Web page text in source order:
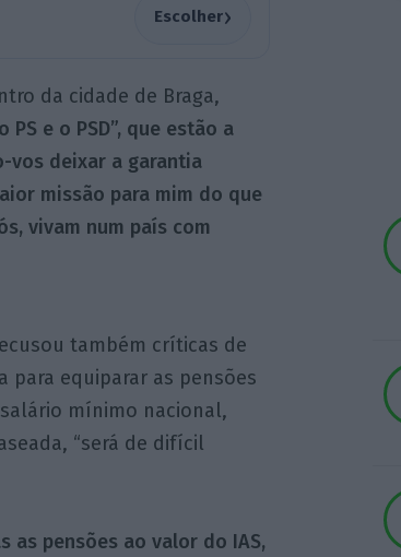
Escolher›
da cidade de Braga,
e o PSD”, que estão a
vos deixar a garantia
missão para mim do que
vivam num país com
também críticas de
para equiparar as pensões
mínimo nacional,
“será de difícil
as pensões ao valor do IAS,